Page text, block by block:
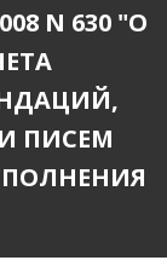
N 630 "О
ПИСЕМ